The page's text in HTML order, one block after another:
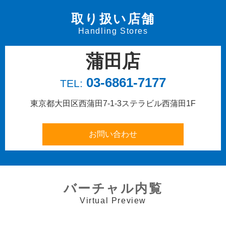
取り扱い店舗
Handling Stores
蒲田店
TEL: 03-6861-7177
東京都大田区西蒲田7-1-3ステラビル西蒲田1F
バーチャル内覧
Virtual Preview